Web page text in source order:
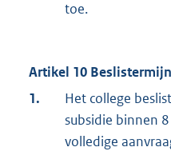
toe.
Artikel 10 Beslistermijn
1.
Het college
subsidie binnen
volledige